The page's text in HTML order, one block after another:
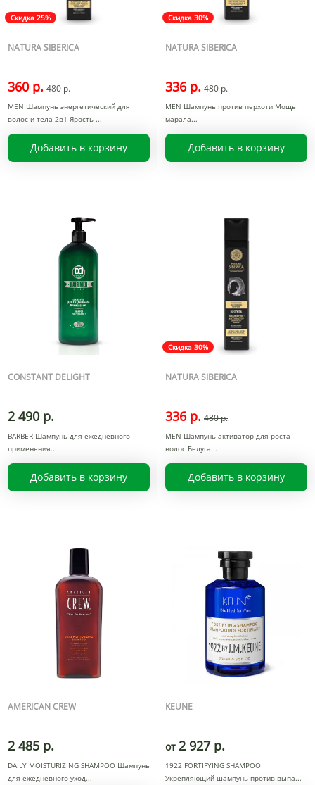
Скидка 25%
NATURA SIBERICA
360 р. 480 р.
MEN Шампунь энергетический для
волос и тела 2в1 Ярость
Добавить в корзину
Скидка 30%
NATURA SIBERICA
336 р. 480 р.
MEN Шампунь против перхоти Мощь
марала
Добавить в корзину
CONSTANT DELIGHT
2 490 р.
BARBER Шампунь для ежедневного
применения
Добавить в корзину
Скидка 30%
NATURA SIBERICA
336 р. 480 р.
MEN Шампунь-активатор для роста
волос Белуга
Добавить в корзину
AMERICAN CREW
2 485 р.
DAILY MOISTURIZING SHAMPOO Шампунь
для ежедневного уход
KEUNE
от 2 927 р.
1922 FORTIFYING SHAMPOO
Укрепляющий шампунь против выпа